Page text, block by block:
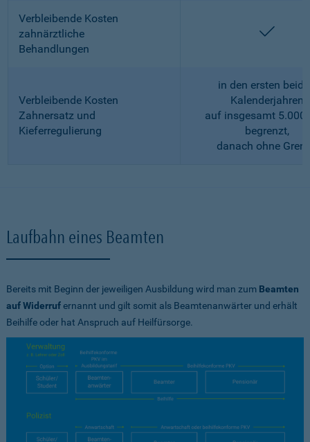
Verbleibende Kosten
zahnärztliche
Behandlungen
Verbleibende Kosten
Zahnersatz und
Kieferregulierung
in den ersten
Kalenderjahren
auf insgesamt 5.000
begrenzt,
danach ohne
Laufbahn eines Beamten
Bereits mit Beginn der jeweiligen Ausbildung wird man zum Beamten
auf Widerrufernannt und gilt somit als Beamtenanwärter und erhält
Beihilfe oder hat Anspruch auf Heilfürsorge.